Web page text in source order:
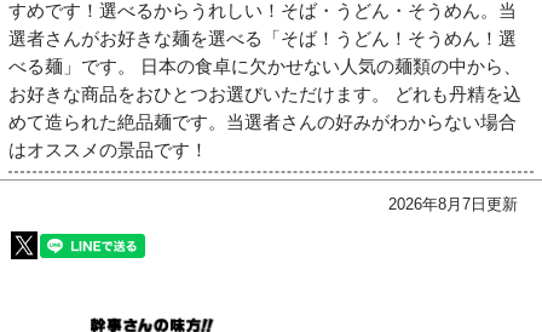
すめです！選べるからうれしい！そば・うどん・そうめん。当
選者さんがお好きな麺を選べる「そば！うどん！そうめん！選
べる麺」です。 日本の食卓に欠かせない人気の麺類の中から、
お好きな商品をおひとつお選びいただけます。 どれも丹精を込
めて造られた絶品麺です。当選者さんの好みがわからない場合
はオススメの景品です！
2026年8月7日更新